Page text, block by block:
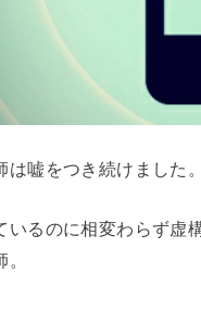
は嘘をつき続けました
いるのに相変わらず虚